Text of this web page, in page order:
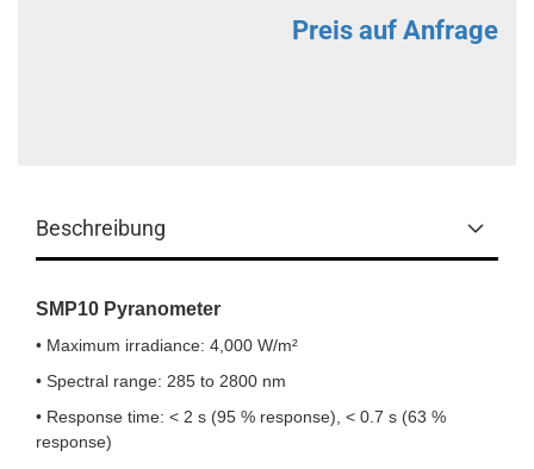
Preis auf Anfrage
Beschreibung
SMP10 Pyranometer
• Maximum irradiance: 4,000 W/m²
• Spectral range: 285 to 2800 nm
• Response time: < 2 s (95 % response), < 0.7 s (63 %
response)